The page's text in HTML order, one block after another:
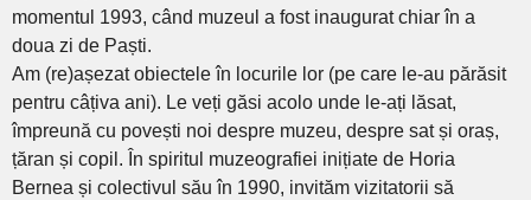
momentul 1993, când muzeul a fost inaugurat chiar în a
doua zi de Paști.
Am (re)așezat obiectele în locurile lor (pe care le-au părăsit
pentru câțiva ani). Le veți găsi acolo unde le-ați lăsat,
împreună cu povești noi despre muzeu, despre sat și oraș,
țăran și copil. În spiritul muzeografiei inițiate de Horia
Bernea și colectivul său în 1990, invităm vizitatorii să